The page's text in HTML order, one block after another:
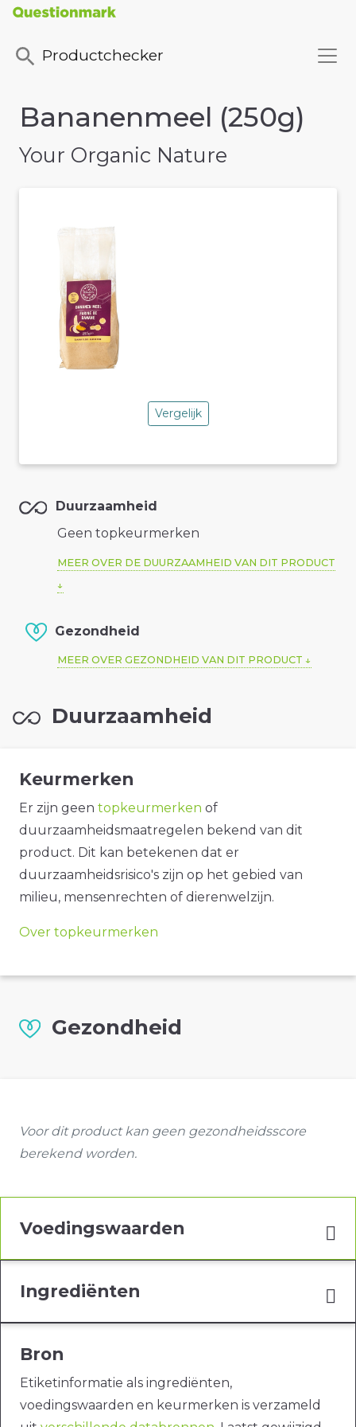
Productchecker
Bananenmeel (250g)
Your Organic Nature
Vergelijk
Duurzaamheid
Geen topkeurmerken
MEER OVER DE DUURZAAMHEID VAN DIT PRODUCT
Gezondheid
MEER OVER GEZONDHEID VAN DIT PRODUCT
Duurzaamheid
Keurmerken
Er zijn geen topkeurmerken of
duurzaamheidsmaatregelen bekend van dit
product. Dit kan betekenen dat er
duurzaamheidsrisico's zijn op het gebied van
milieu, mensenrechten of dierenwelzijn.
Over topkeurmerken
Gezondheid
Voor dit product kan geen gezondheidsscore
berekend worden.
Voedingswaarden
Ingrediënten
Bron
Etiketinformatie als ingrediënten,
voedingswaarden en keurmerken is verzameld